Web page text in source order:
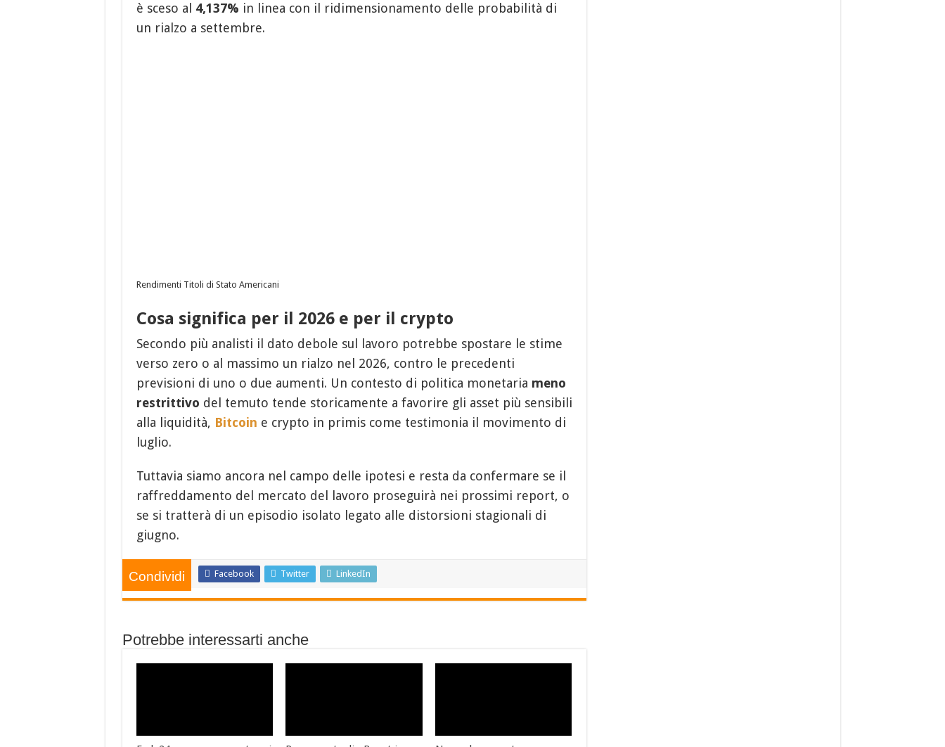
è sceso al 4,137% in linea con il ridimensionamento delle probabilità di
un rialzo a settembre.
Rendimenti Titoli di Stato Americani
Cosa significa per il 2026 e per il crypto
Secondo più analisti il dato debole sul lavoro potrebbe spostare le stime
verso zero o al massimo un rialzo nel 2026, contro le precedenti
previsioni di uno o due aumenti. Un contesto di politica monetaria meno
restrittivo del temuto tende storicamente a favorire gli asset più sensibili
alla liquidità, Bitcoin e crypto in primis come testimonia il movimento di
luglio.
Tuttavia siamo ancora nel campo delle ipotesi e resta da confermare se il
raffreddamento del mercato del lavoro proseguirà nei prossimi report, o
se si tratterà di un episodio isolato legato alle distorsioni stagionali di
giugno.
Condividi Facebook Twitter LinkedIn
Potrebbe interessarti anche